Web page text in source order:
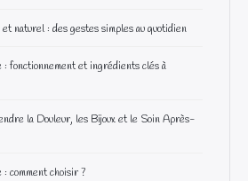
naturel : des gestes simples au quotidien
fonctionnement et ingrédients clés à
la Douleur, les Bijoux et le Soin Après-
comment choisir ?